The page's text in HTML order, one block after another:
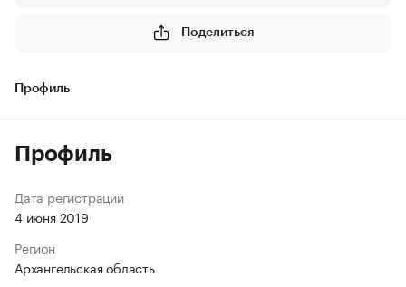
Поделиться
Профиль
Профиль
Дата регистрации
4 июня 2019
Регион
Архангельская область